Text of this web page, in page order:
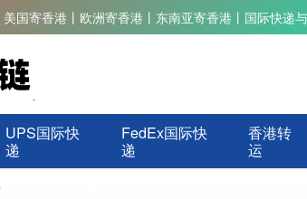
国寄香港丨欧洲寄香港丨东南亚寄香港丨国际快递
UPS国际快
递
FedEx国际快
递
香港转
运